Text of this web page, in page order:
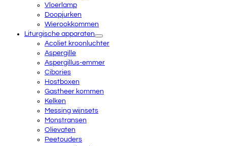
Vloerlamp
Doopjurken
Wierookkommen
Liturgische apparaten
Acoliet kroonluchter
Aspergille
Aspergillus-emmer
Cibories
Hostboxen
Gastheer kommen
Kelken
Messing wijnsets
Monstransen
Olievaten
Peetouders